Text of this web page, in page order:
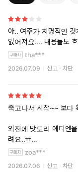
아.. 여주가 치명적인 것처럼 노력 많이 하는데 워낙 수동적이라 재미가
없어져요.... 내용들도
tha***
2026.07.09 신고 차단
죽고나서 시작~~ 보다
외전에 맛도리 에티엔
려요..ㅠ
재밌게 잘봤습니다 작가
zoa***
2026.07.06 신고 차단